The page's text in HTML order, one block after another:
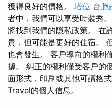
獲得良好的價格。 塔位 台胞
者中，我們可以享受時裝秀
將找到我們的隱私政策。 在
貴，但可能是更好的住宿。
也會發生。 客戶導向的權利
據。 糾正的權利僅受客戶的
面形式，印刷或其他可讀格
Travel的個人信息。